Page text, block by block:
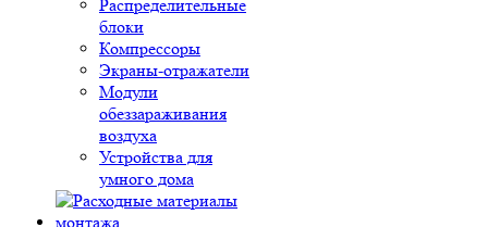
Распределительные
блоки
Компрессоры
Экраны-отражатели
Модули
обеззараживания
воздуха
Устройства для
умного дома